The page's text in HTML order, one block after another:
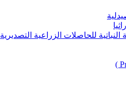
للحاصلات الزراعية التصديرية